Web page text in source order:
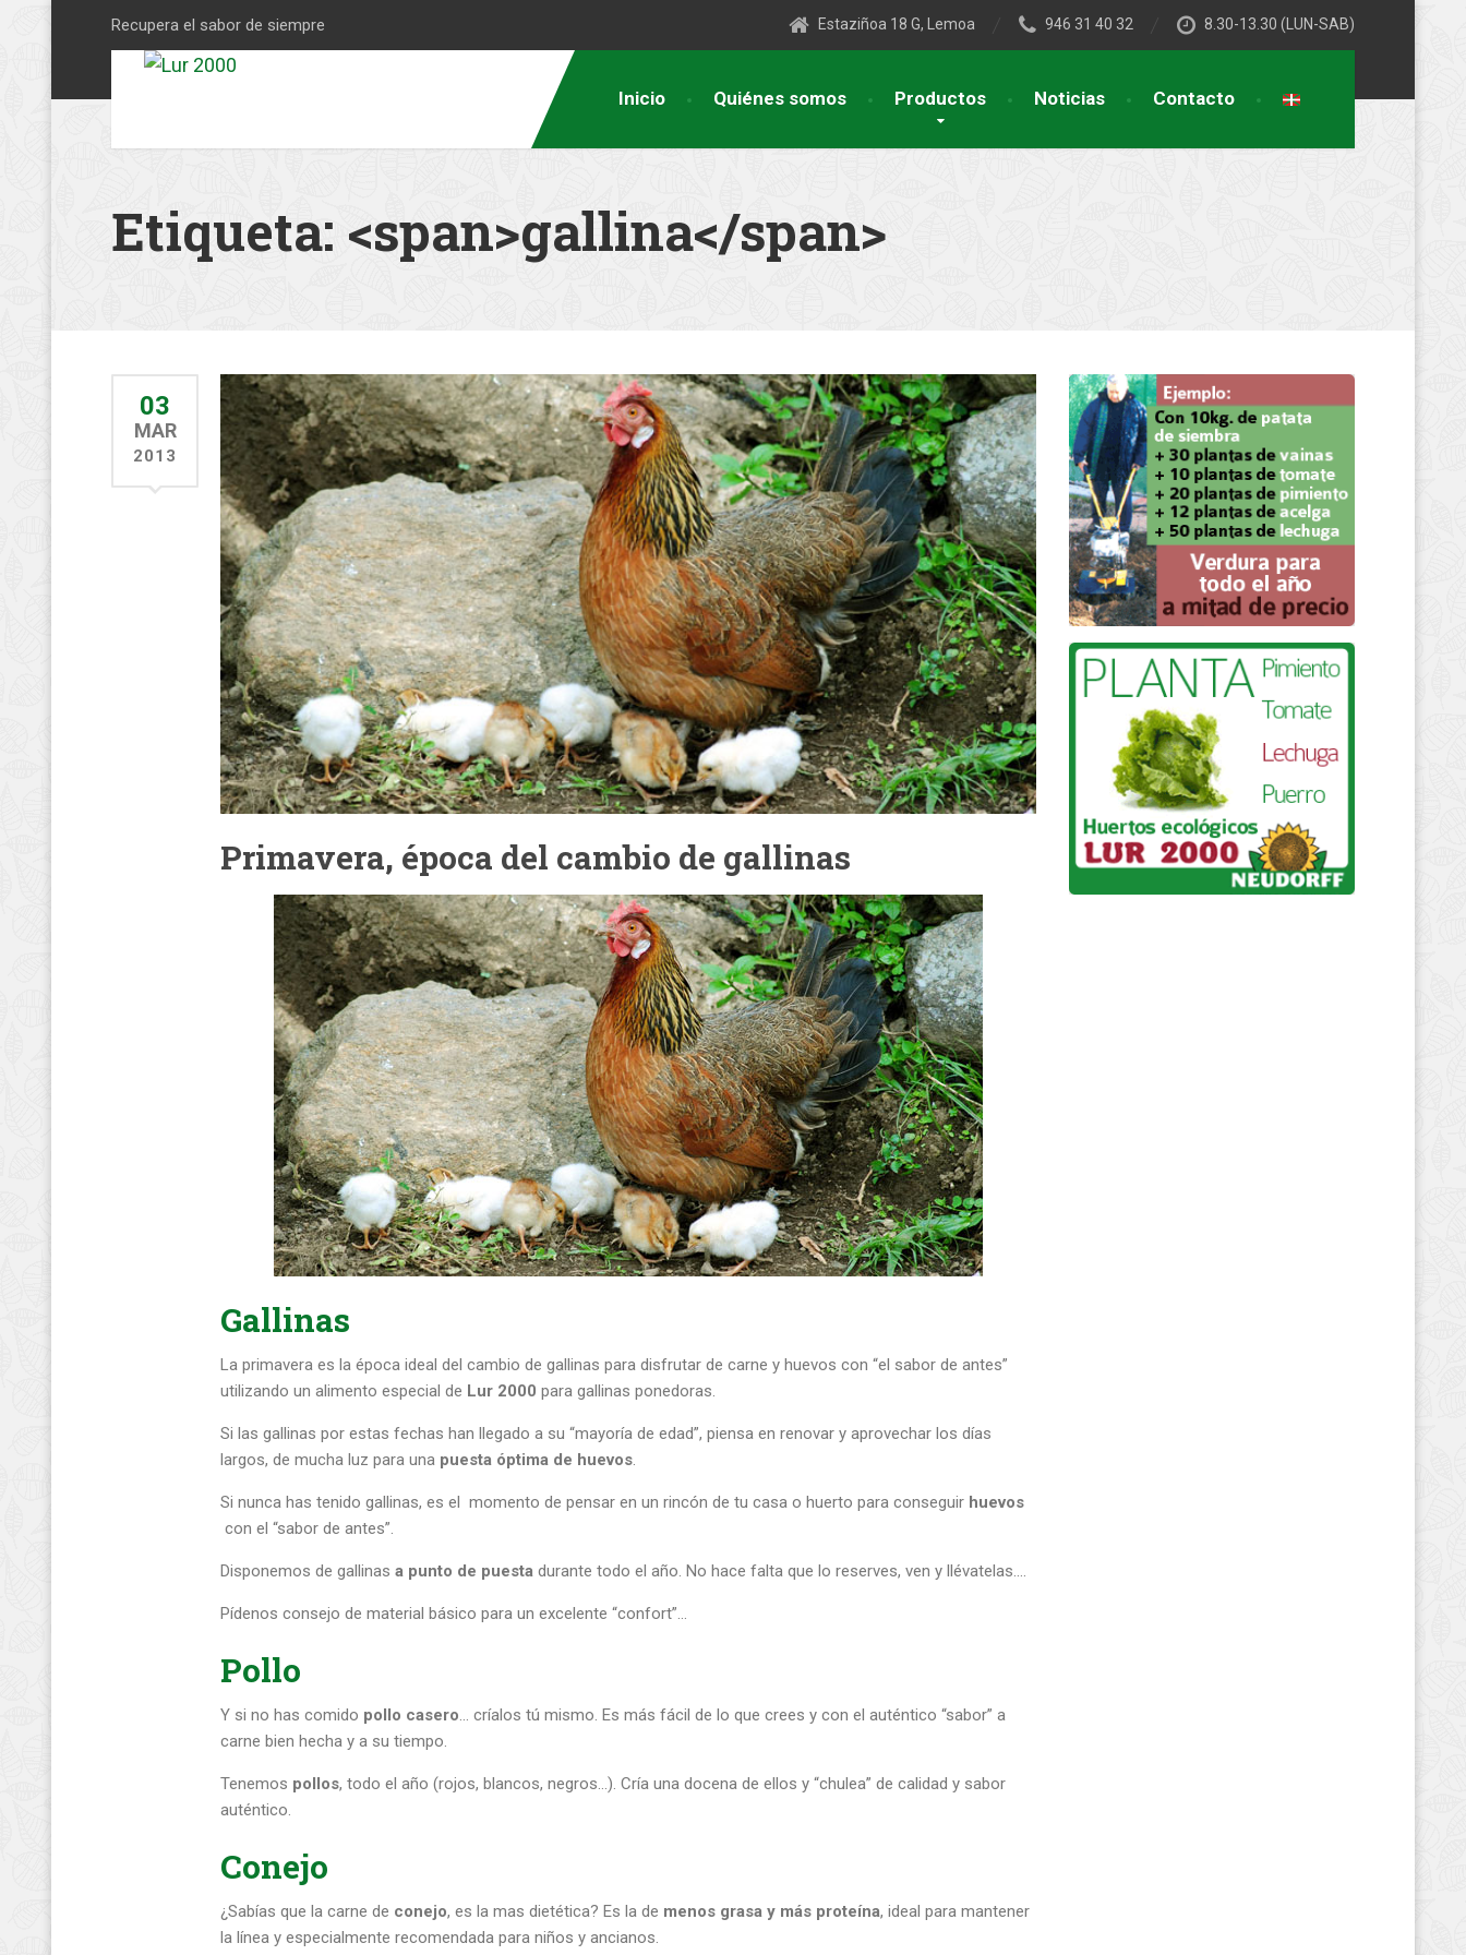
Recupera el sabor de siempre Estaziñoa 18 G, Lemoa 946 31 40 32 8.30-13.30 (LUN-SAB)
Inicio Quiénes somos Productos Noticias Contacto
Etiqueta: <span>gallina</span>
03
MAR
2013
Primavera, época del cambio de gallinas
Gallinas
La primavera es la época ideal del cambio de gallinas para disfrutar de carne y huevos con “el sabor de antes”
utilizando un alimento especial de Lur 2000 para gallinas ponedoras.
Si las gallinas por estas fechas han llegado a su “mayoría de edad”, piensa en renovar y aprovechar los días
largos, de mucha luz para una puesta óptima de huevos
Si nunca has tenido gallinas, es el momento de pensar en un rincón de tu casa o huerto para conseguir huevos
con el “sabor de antes”.
Disponemos de gallinas a punto de puesta durante todo el año. No hace falta que lo reserves, ven y llévatelas….
Pídenos consejo de material básico para un excelente “confort”…
Pollo
Y si no has comido pollo casero … críalos tú mismo. Es más fácil de lo que crees y con el auténtico “sabor” a
carne bien hecha y a su tiempo.
Tenemos pollos, todo el año (rojos, blancos, negros…). Cría una docena de ellos y “chulea” de calidad y sabor
auténtico.
Conejo
¿Sabías que la carne de conejo, es la mas dietética? Es la de menos grasa y más proteína, ideal para mantener
la línea y especialmente recomendada para niños y ancianos.